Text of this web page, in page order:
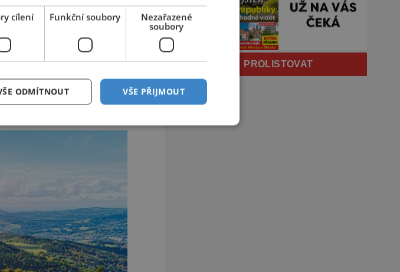
mostu v roce
císař Karel IV.
symbolický vítězný
městem do chrámu sv.
PROLISTOVAT
cílení Funkční soubory
Nezařazené
soubory
VŠE PŘIJMOUT
ODMÍTNOUT